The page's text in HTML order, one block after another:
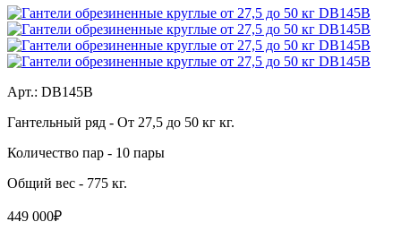
Арт.: DB145B
Гантельный ряд - От 27,5 до 50 кг кг.
Количество пар - 10 пары
Общий вес - 775 кг.
449 000₽